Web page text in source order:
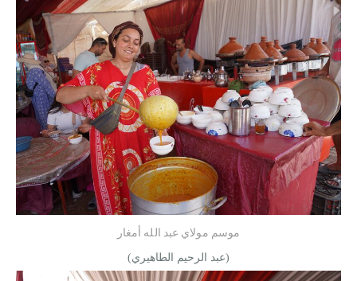
موسم مولاي عبد الله أمغار
(عبد الرحيم الطاهيري)